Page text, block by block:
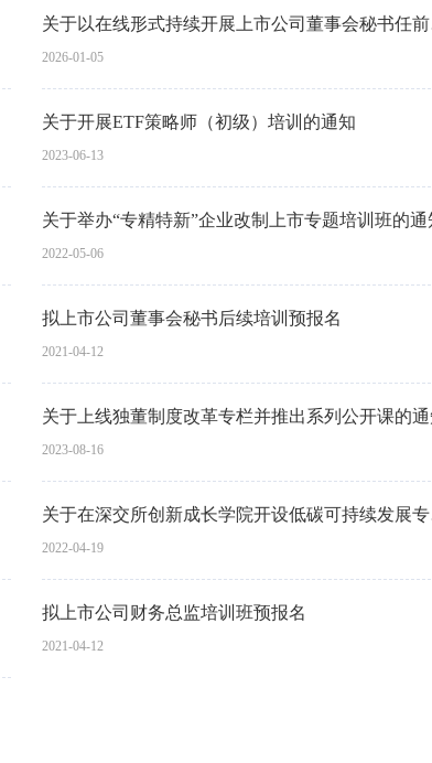
关
2026-01-05
关于开展ETF策略师（初级）培训的通知
2023-06-13
关于举办“专精特新”企业改制上市专题培训班的通
2022-05-06
拟上市公司董事会秘书后续培训预报名
2021-04-12
关于上线独董制度改革专栏并推出系列公开课的
2023-08-16
关
2022-04-19
拟上市公司财务总监培训班预报名
2021-04-12